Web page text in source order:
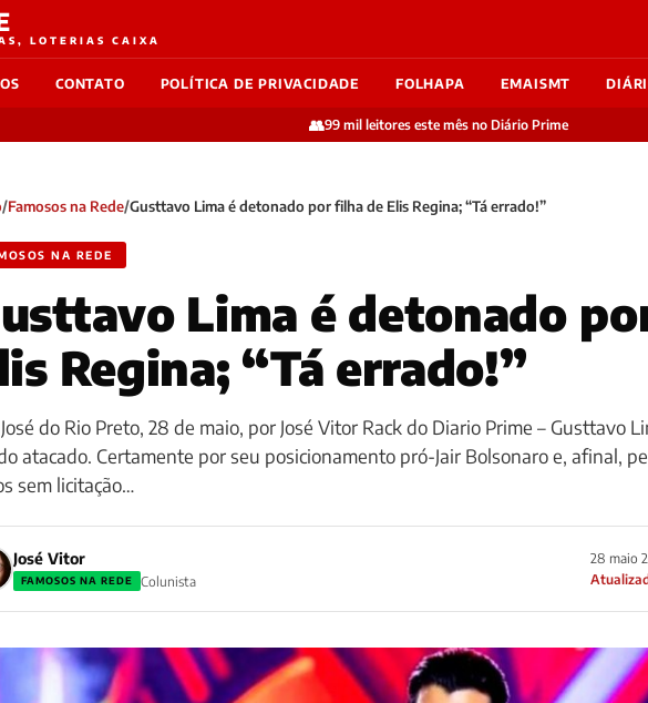
LOTERIAS CAIXA
CONTATO POLÍTICA DE PRIVACIDADE FOLHAPA EMAISMT
👥99 mil leitores este mês no Diário Prime
/Famosos na Rede/Gusttavo Lima é detonado por filha de Elis Regina; “Tá errado!”
NA REDE
Lima é detonado
Regina; “Tá errado!”
do Rio Preto, 28 de maio, por José Vitor Rack do Diario Prime – Gusttavo
atacado. Certamente por seu posicionamento pró-Jair Bolsonaro e, afinal,
sem licitação…
José Vitor
FAMOSOS NA REDE Colunista
28 maio